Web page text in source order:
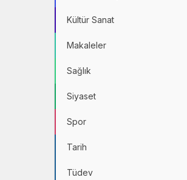
Kültür Sanat
Makaleler
Sağlık
Siyaset
Spor
Tarih
Tüdev